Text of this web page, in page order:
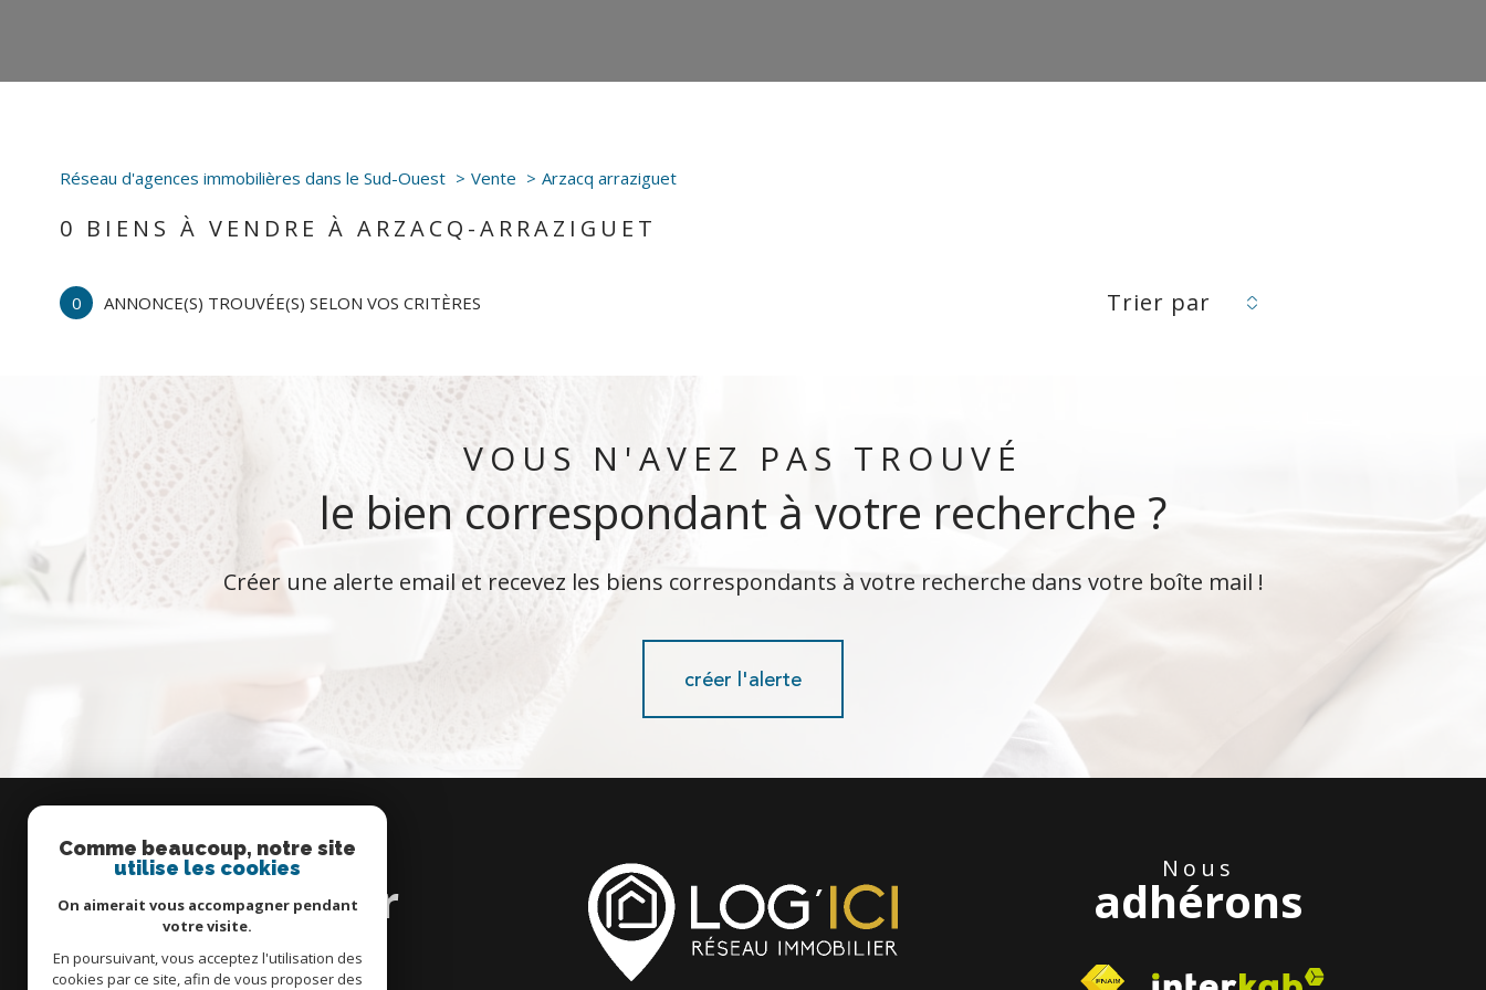
Réseau d'agences immobilières dans le Sud-Ouest Vente Arzacq arraziguet
0 BIENS À VENDRE À ARZACQ-ARRAZIGUET
0 ANNONCE(S) TROUVÉE(S) SELON VOS CRITÈRES Trier par
VOUS N'AVEZ PAS TROUVÉ
le bien correspondant à votre recherche ?
Créer une alerte email et recevez les biens correspondants à votre recherche dans votre boîte mail !
créer l'alerte
Se
connecter
Nous
adhérons
Comme beaucoup, notre site
utilise les cookies
On aimerait vous accompagner pendant
votre visite.
En poursuivant, vous acceptez l'utilisation des
cookies par ce site, afin de vous proposer des